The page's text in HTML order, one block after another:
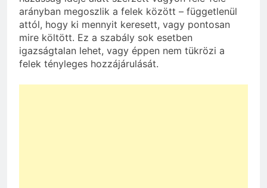
arányban megoszlik a felek között – függetlenül
attól, hogy ki mennyit keresett, vagy pontosan
mire költött. Ez a szabály sok esetben
igazságtalan lehet, vagy éppen nem tükrözi a
felek tényleges hozzájárulását.